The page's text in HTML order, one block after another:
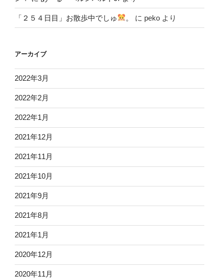
「２５４日目」お散歩中でしゅ 。 に peko より
アーカイブ
2022年3月
2022年2月
2022年1月
2021年12月
2021年11月
2021年10月
2021年9月
2021年8月
2021年1月
2020年12月
2020年11月